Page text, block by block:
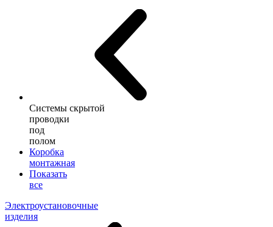
Системы скрытой
проводки
под
полом
Коробка
монтажная
Показать
все
Электроустановочные
изделия